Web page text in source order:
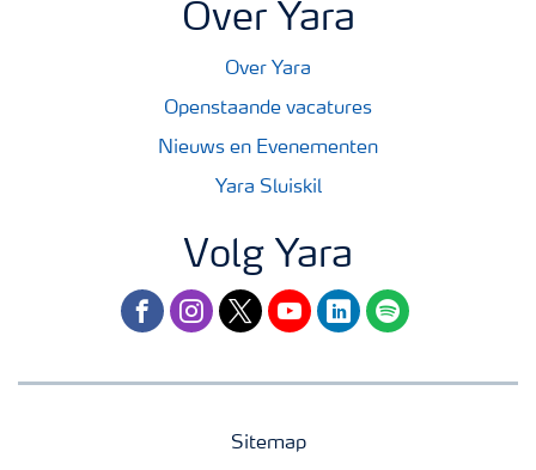
Over Yara
Over Yara
Openstaande vacatures
Nieuws en Evenementen
Yara Sluiskil
Volg Yara
facebookinstagram
twitteryoutubelinkedinspotify
Sitemap